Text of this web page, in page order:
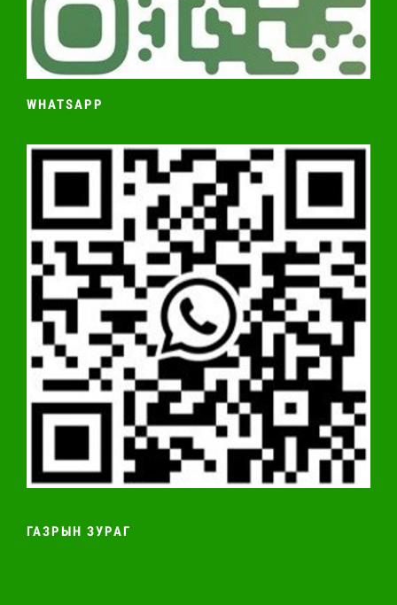
WHATSAPP
ГАЗРЫН ЗУРАГ